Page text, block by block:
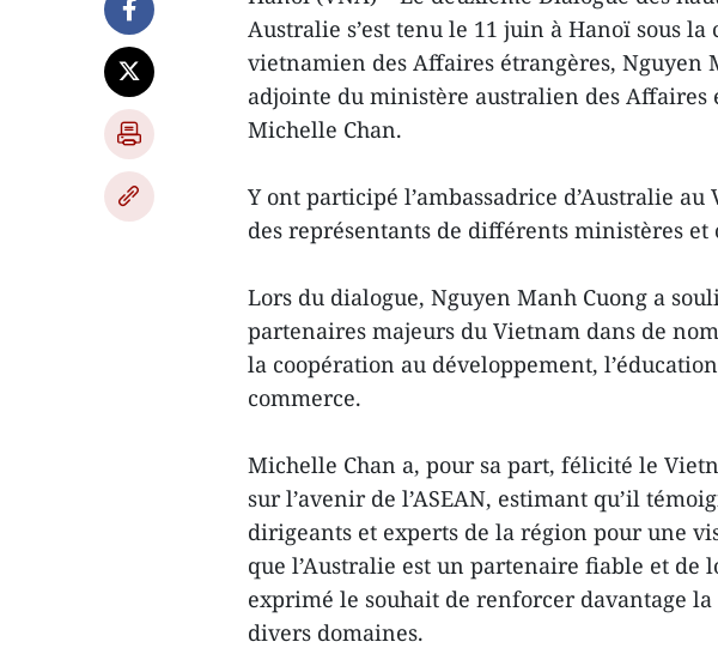
Australie s’est tenu le 11 juin à Hanoï sous
vietnamien des Affaires étrangères, Nguyen
adjointe du ministère australien des Affaires
Michelle Chan.
Y ont participé l’ambassadrice d’Australie
des représentants de différents ministères et
Lors du dialogue, Nguyen Manh Cuong a
partenaires majeurs du Vietnam dans de
la coopération au développement,
commerce.
Michelle Chan a, pour sa part, félicité le
sur l’avenir de l’ASEAN, estimant qu’il
dirigeants et experts de la région pour une
que l’Australie est un partenaire fiable et de
exprimé le souhait de renforcer davantage
divers domaines.